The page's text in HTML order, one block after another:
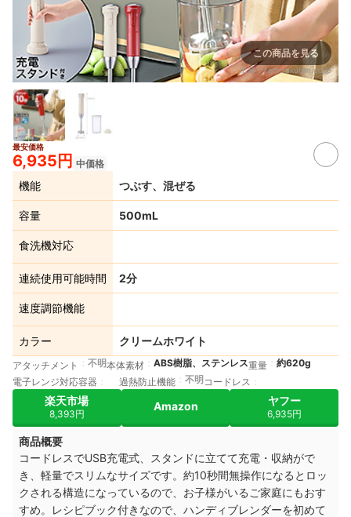
この商品を見る
出典：item.rakuten.co.jp
最安価格
6,935円 中価格
機能 つぶす、混ぜる
容量 500mL
食洗機対応
連続使用可能時間 2分
速度調節機能
カラー クリームホワイト
アタッチメント 不明本体素材 ABS樹脂、ステンレス重量
約620g
電子レンジ対応容器
過熱防止機能 不明コードレス
楽天市場
8,393円
Amazon ヤフー
6,935円
商品概要
コードレスでUSB充電式、スタンドに立てて充電・収納がで
き、軽量でスリムなサイズです。約10秒間無操作になるとロッ
クされる構造になっているので、お子様がいるご家庭にもおす
すめ。レシピブック付きなので、ハンディブレンダーを初めて